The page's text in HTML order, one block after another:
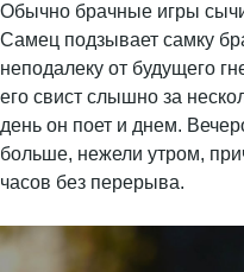
Обычно брачные игры
Самец подзывает самку
неподалеку от будущего
его свист слышно за
день он поет и днем.
больше, нежели утром,
часов без перерыва.